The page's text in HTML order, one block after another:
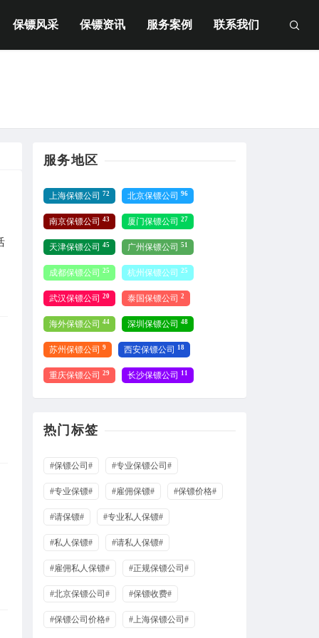
保镖风采 保镖资讯 服务案例 联系我们
服务地区
上海保镖公司 72 北京保镖公司 96
南京保镖公司 43 厦门保镖公司 27
天津保镖公司 45 广州保镖公司 51
成都保镖公司 25 杭州保镖公司 25
武汉保镖公司 20 泰国保镖公司 2
海外保镖公司 44 深圳保镖公司 48
苏州保镖公司 9 西安保镖公司 18
重庆保镖公司 29 长沙保镖公司 11
热门标签
#保镖公司# #专业保镖公司#
#专业保镖# #雇佣保镖# #保镖价格#
#请保镖# #专业私人保镖#
#私人保镖# #请私人保镖#
#雇佣私人保镖# #正规保镖公司#
#北京保镖公司# #保镖收费#
#保镖公司价格# #上海保镖公司#